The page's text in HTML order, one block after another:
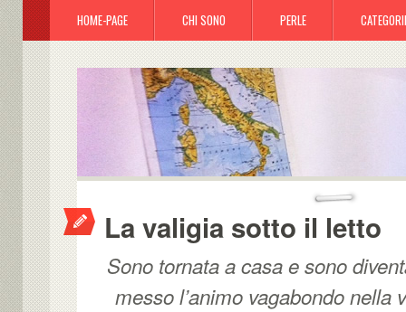
HOME-PAGE CHI SONO PERLE
La valigia sotto il letto
Sono tornata a casa e sono
messo l’animo vagabondo nella